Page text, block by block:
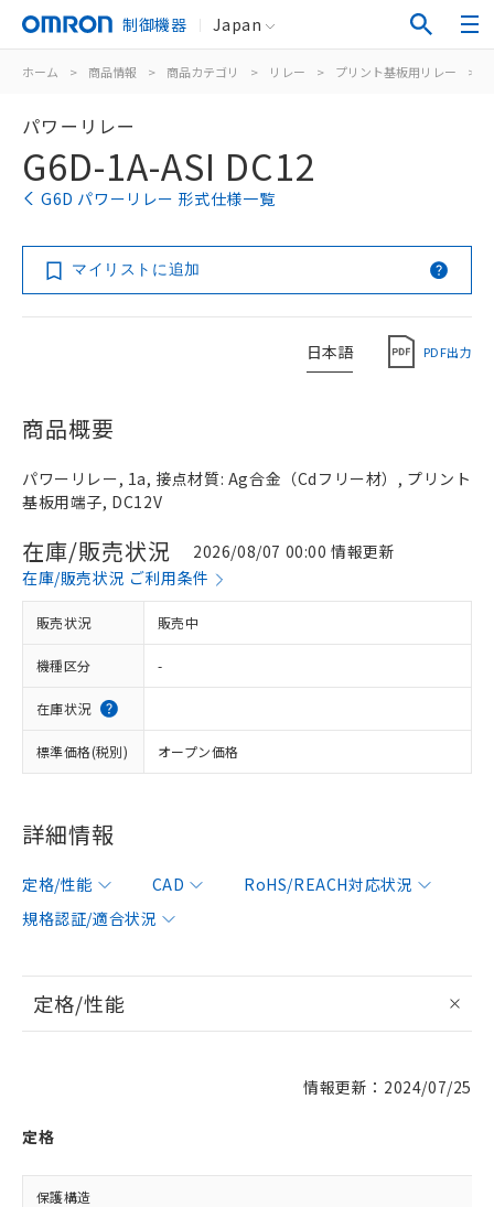
制御機器 Japan
ホーム > 商品情報 > 商品カテゴリ > リレー > プリント基板用リレー >
パワーリレー
G6D-1A-ASI DC12
G6D パワーリレー 形式仕様一覧
マイリストに追加
日本語 PDF出力
商品概要
パワーリレー, 1a, 接点材質: Ag合金（Cdフリー材）, プリント
基板用端子, DC12V
在庫/販売状況
2026/08/07 00:00 情報更新
在庫/販売状況 ご利用条件
販売状況 販売中
機種区分 -
在庫状況
標準価格(税別) オープン価格
詳細情報
定格/性能 CAD
RoHS/REACH対応状況
規格認証/適合状況
定格/性能
情報更新：2024/07/25
定格
保護構造